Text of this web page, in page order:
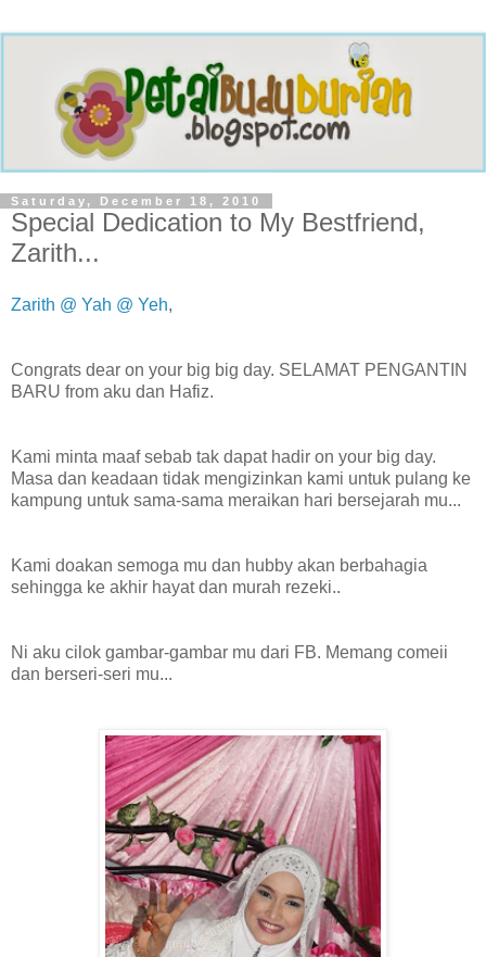
Saturday, December 18, 2010
Special Dedication to My Bestfriend,
Zarith...
Zarith @ Yah @ Yeh,
Congrats dear on your big big day. SELAMAT PENGANTIN
BARU from aku dan Hafiz.
Kami minta maaf sebab tak dapat hadir on your big day.
Masa dan keadaan tidak mengizinkan kami untuk pulang ke
kampung untuk sama-sama meraikan hari bersejarah mu...
Kami doakan semoga mu dan hubby akan berbahagia
sehingga ke akhir hayat dan murah rezeki..
Ni aku cilok gambar-gambar mu dari FB. Memang comeii
dan berseri-seri mu...